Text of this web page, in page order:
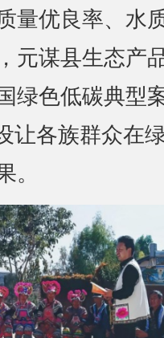
量优良率、水
元谋县生态产
绿色低碳典型
让各族群众在
。